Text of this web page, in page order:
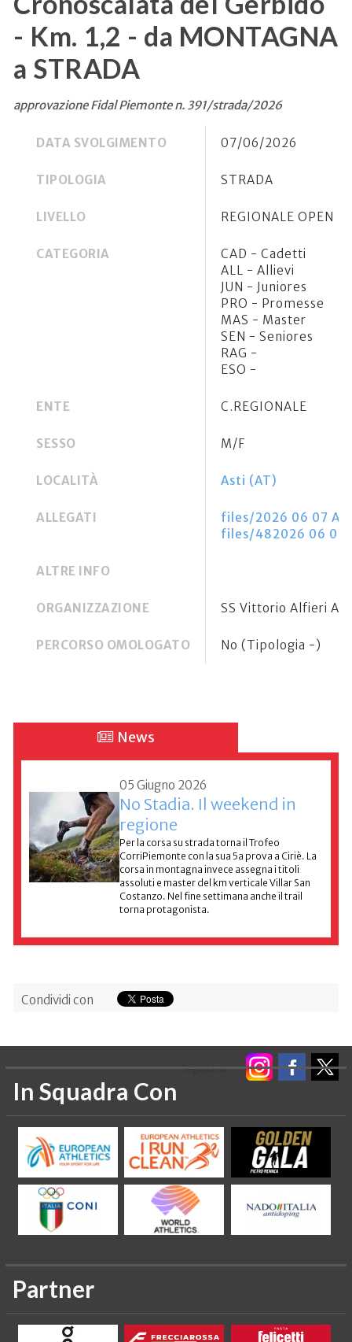
- Km. 1,2 - da MONTAGNA
a STRADA
approvazione Fidal Piemonte n. 391/strada/2026
DATA SVOLGIMENTO 07/06/2026
TIPOLOGIA STRADA
LIVELLO REGIONALE OPEN
CATEGORIA
CAD - Cadetti
ALL - Allievi
JUN - Juniores
PRO - Promesse
MAS - Master
SEN - Seniores
RAG -
ESO -
ENTE C.REGIONALE
SESSO M/F
LOCALITÀ Asti (AT)
ALLEGATI
files/2026 06 07
files/482026 06 07
ALTRE INFO
ORGANIZZAZIONE SS Vittorio Alfieri
PERCORSO OMOLOGATO No (Tipologia -)
News
05 Giugno 2026
No Stadia. Il weekend in
regione
Per la corsa su strada torna il Trofeo
CorriPiemonte con la sua 5a prova a Ciriè. La
corsa in montagna invece assegna i titoli
assoluti e master del km verticale Villar San
Costanzo. Nel fine settimana anche il trail
torna protagonista.
Condividi con
Seguici su:
In Squadra Con
Partner